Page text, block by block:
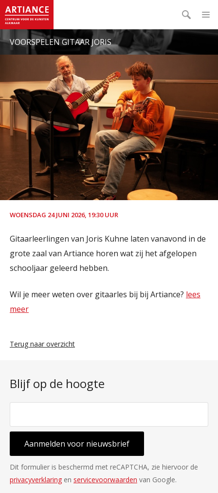
VOORSPELEN GITAAR JORIS
WOENSDAG 24 JUNI 2026, 19:30 UUR
Gitaarleerlingen van Joris Kuhne laten vanavond in de
grote zaal van Artiance horen wat zij het afgelopen
schooljaar geleerd hebben.
Wil je meer weten over gitaarles bij bij Artiance? lees
meer
Terug naar overzicht
Blijf op de hoogte
Aanmelden voor nieuwsbrief
Dit formulier is beschermd met reCAPTCHA, zie hiervoor de
privacyverklaring en servicevoorwaarden van Google.